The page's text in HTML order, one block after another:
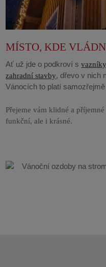
MÍSTO, KDE
Ať už jde o podkroví svazníky
zahradní stavby, dřevo v nich
Vánocích to platí
Přejeme vám klidné a
funkční, ale i krásné.